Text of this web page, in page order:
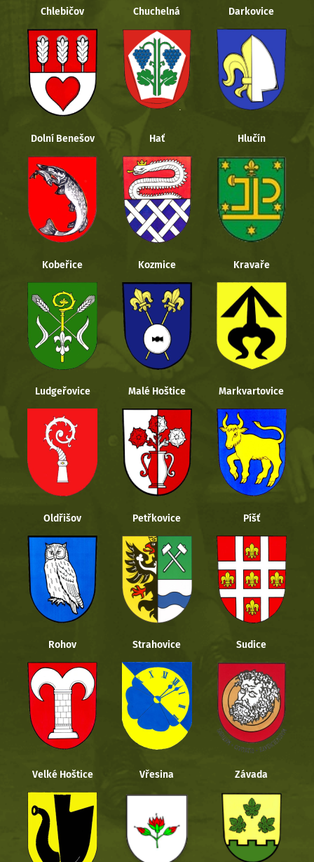
Chlebičov Chuchelná Darkovice
Dolní Benešov Hať Hlučín
Kobeřice Kozmice Kravaře
Ludgeřovice Malé Hoštice Markvartovice
Oldřišov Petřkovice Píšť
Rohov Strahovice Sudice
Velké Hoštice Vřesina Závada